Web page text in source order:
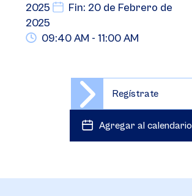
2025
Fin: 20 de Febrero de
2025
09:40 AM - 11:00 AM
Regístrate
Agregar al calendario